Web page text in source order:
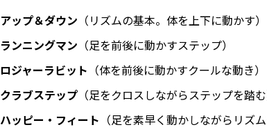
アップ＆ダウン （リズムの基本。体を上下に動かす）
ランニングマン （足を前後に動かすステップ）
ロジャーラビット （体を前後に動かすクールな動き）
クラブステップ （足をクロスしながらステップを踏む
ハッピー・フィート （足を素早く動かしながらリズム